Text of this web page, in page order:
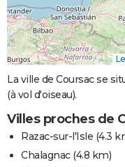
La ville de Coursac se
(à vol d'oiseau).
Villes proches de
Razac-sur-l'Isle (4.3
Chalagnac(4.8 km)